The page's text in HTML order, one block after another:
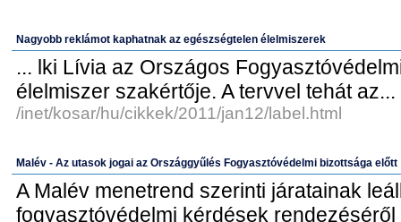
Nagyobb reklámot kaphatnak az egészségtelen élelmiszerek
... lki Lívia az Országos
élelmiszer szakértője. A tervvel tehát az...
/inet/kosar/hu/cikkek/2011/jan12/label.html
Malév - Az utasok jogai az Országgyűlés Fogyasztóvédelmi bizottsága előtt
A Malév menetrend szerinti járatainak
fogyasztóvédelmi kérdések